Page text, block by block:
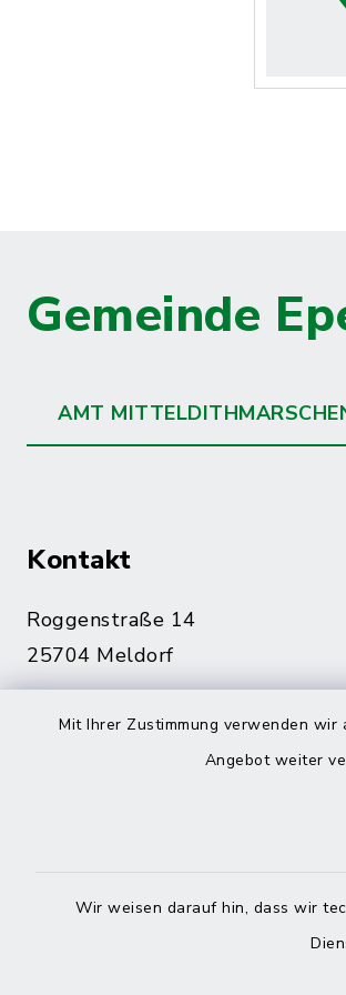
Mit Ihrer Zustimmung verwenden
Angebot weiter
Wir weisen darauf hin, dass wir
Gemeinde
AMT
Kontakt
Roggenstraße 14
25704 Meldorf
04832 6065-215